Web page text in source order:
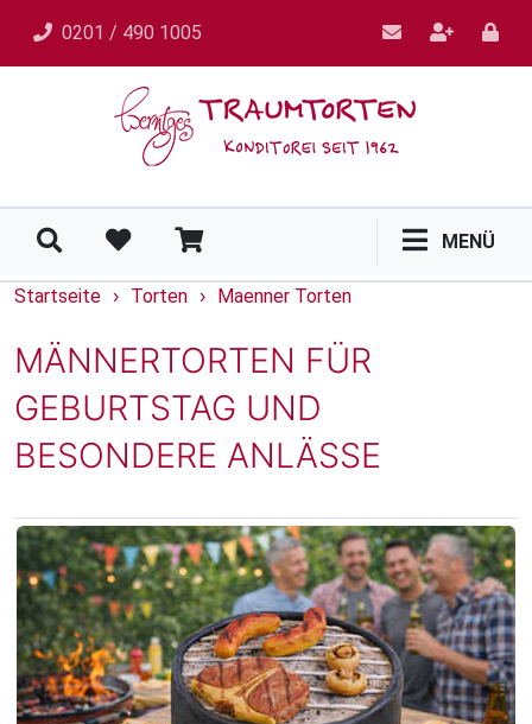
0201 / 490 1005
MENÜ
Startseite › Torten › Maenner Torten
MÄNNERTORTEN FÜR
GEBURTSTAG UND
BESONDERE ANLÄSSE